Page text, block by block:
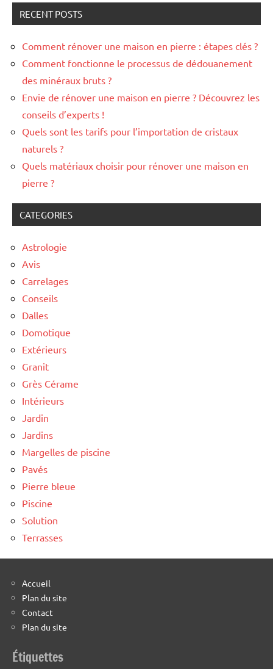
RECENT POSTS
Comment rénover une maison en pierre : étapes clés ?
Comment fonctionne le processus de dédouanement
des minéraux bruts ?
Envie de rénover une maison en pierre ? Découvrez les
conseils d’experts !
Quels sont les tarifs pour l’importation de cristaux
naturels ?
Quels matériaux choisir pour rénover une maison en
pierre ?
CATEGORIES
Astrologie
Avis
Carrelages
Conseils
Dalles
Domotique
Extérieurs
Granit
Grès Cérame
Intérieurs
Jardin
Jardins
Margelles de piscine
Pavés
Pierre bleue
Piscine
Solution
Terrasses
Accueil
Plan du site
Contact
Plan du site
Étiquettes